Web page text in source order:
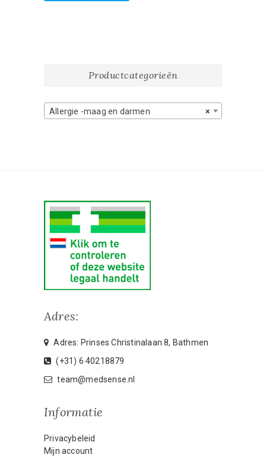
Productcategorieën
×
Allergie -maag en darmen
Adres:
Adres: Prinses Christinalaan 8, Bathmen
(+31) 6 40218879
team@medsense.nl
Informatie
Privacybeleid
Mijn account